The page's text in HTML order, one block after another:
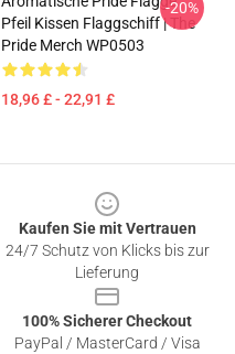
Pfeil Kissen Flaggschiff | The
Pride Merch WP0503
18,96 £ - 22,91 £
-20%
Kaufen Sie mit Vertrauen
24/7 Schutz von Klicks bis zur
Lieferung
100% Sicherer Checkout
PayPal / MasterCard / Visa